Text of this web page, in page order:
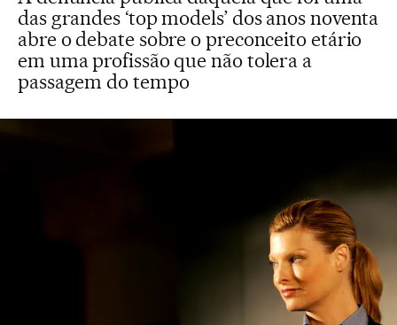
das grandes ‘top models’ dos anos noventa
abre o debate sobre o preconceito etário
em uma profissão que não tolera a
passagem do tempo